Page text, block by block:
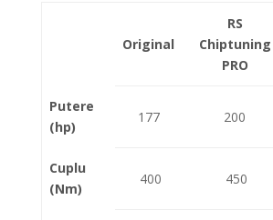
Original
RS
Chiptuning
PRO
Putere
(hp)
177 200
Cuplu
(Nm)
400 450